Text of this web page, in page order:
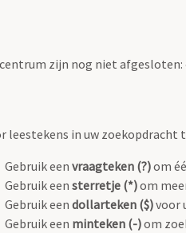
zijn nog niet
leestekens in uw zoekopdracht
Gebruik een vraagteken (?)om
Gebruik een sterretje (*)om
Gebruik een dollarteken ($)voor
Gebruik een minteken (-)om